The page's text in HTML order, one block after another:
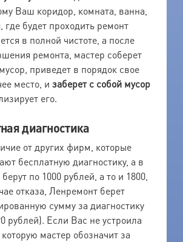
Ваш коридор, комната, ванна,
где будет проходить ремонт
в полной чистоте, а после
ремонта, мастер соберет
приведет в порядок свое
место, и заберет с собой мусор
его.
диагностика
от других фирм, которые
бесплатную диагностику, а в
берут по 1000 рублей, а то и 1800,
отказа, Ленремонт берет
сумму за диагностику
рублей). Если Вас не устроила
мастер обозначит за